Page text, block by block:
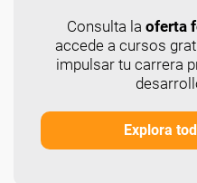
Consulta la oferta
accede a cursos
impulsar tu carrera
Explora